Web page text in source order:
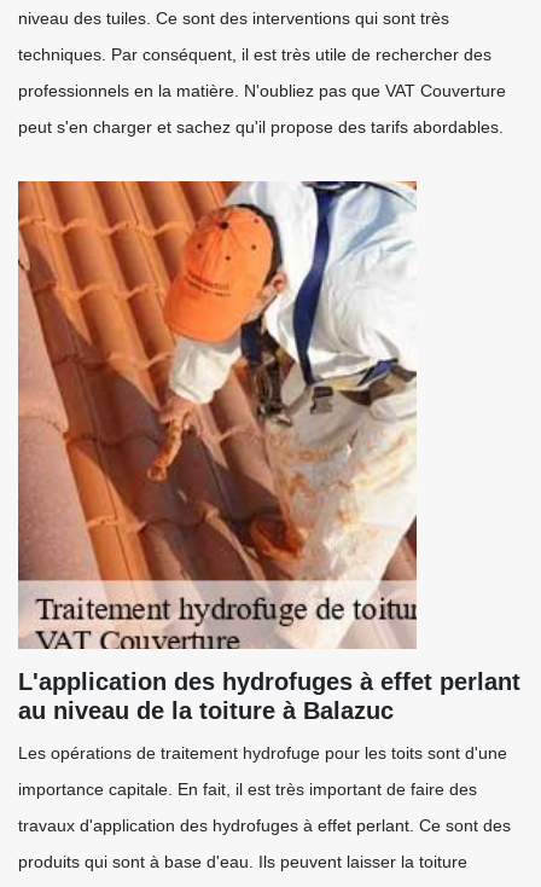
niveau des tuiles. Ce sont des interventions qui sont très
techniques. Par conséquent, il est très utile de rechercher des
professionnels en la matière. N'oubliez pas que VAT Couverture
peut s'en charger et sachez qu'il propose des tarifs abordables.
L'application des hydrofuges à effet perlant
au niveau de la toiture à Balazuc
Les opérations de traitement hydrofuge pour les toits sont d'une
importance capitale. En fait, il est très important de faire des
travaux d'application des hydrofuges à effet perlant. Ce sont des
produits qui sont à base d'eau. Ils peuvent laisser la toiture